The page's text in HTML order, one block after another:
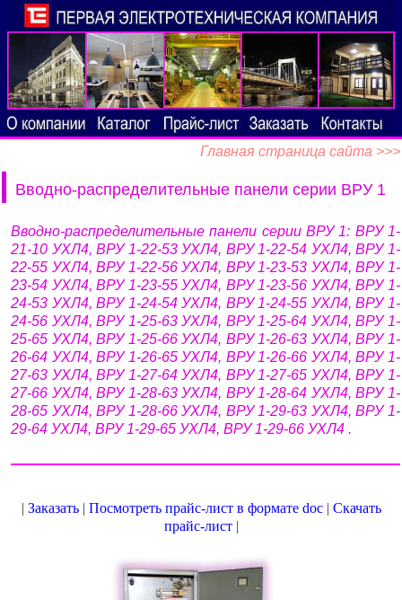
Главная страница сайта >>>
Вводно-распределительные панели серии ВРУ 1
Вводно-распределительные панели серии ВРУ 1: ВРУ 1-
21-10 УХЛ4, ВРУ 1-22-53 УХЛ4, ВРУ 1-22-54 УХЛ4, ВРУ 1-
22-55 УХЛ4, ВРУ 1-22-56 УХЛ4, ВРУ 1-23-53 УХЛ4, ВРУ 1-
23-54 УХЛ4, ВРУ 1-23-55 УХЛ4, ВРУ 1-23-56 УХЛ4, ВРУ 1-
24-53 УХЛ4, ВРУ 1-24-54 УХЛ4, ВРУ 1-24-55 УХЛ4, ВРУ 1-
24-56 УХЛ4, ВРУ 1-25-63 УХЛ4, ВРУ 1-25-64 УХЛ4, ВРУ 1-
25-65 УХЛ4, ВРУ 1-25-66 УХЛ4, ВРУ 1-26-63 УХЛ4, ВРУ 1-
26-64 УХЛ4, ВРУ 1-26-65 УХЛ4, ВРУ 1-26-66 УХЛ4, ВРУ 1-
27-63 УХЛ4, ВРУ 1-27-64 УХЛ4, ВРУ 1-27-65 УХЛ4, ВРУ 1-
27-66 УХЛ4, ВРУ 1-28-63 УХЛ4, ВРУ 1-28-64 УХЛ4, ВРУ 1-
28-65 УХЛ4, ВРУ 1-28-66 УХЛ4, ВРУ 1-29-63 УХЛ4, ВРУ 1-
29-64 УХЛ4, ВРУ 1-29-65 УХЛ4, ВРУ 1-29-66 УХЛ4 .
| Заказать| Посмотреть прайс-лист в формате doc| Скачать
прайс-лист|